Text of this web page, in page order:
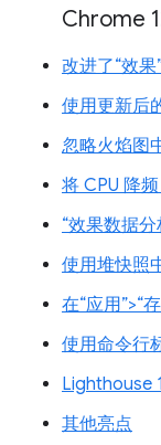
Chrome
改进了“效果
使用更新后
忽略火焰图
将 CPU 降
“效果数据
使用堆快照
在“应用”>“
使用命令行
Lighthouse
其他亮点